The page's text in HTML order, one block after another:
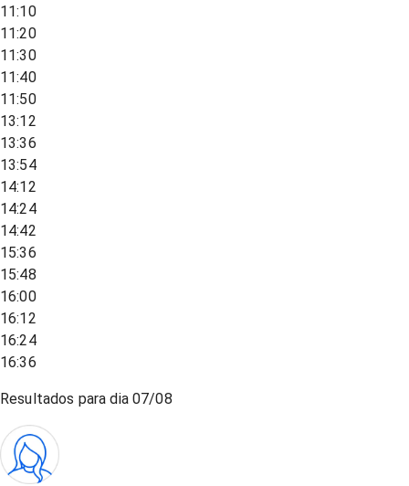
11:10
11:20
11:30
11:40
11:50
13:12
13:36
13:54
14:12
14:24
14:42
15:36
15:48
16:00
16:12
16:24
16:36
Resultados para dia07/08